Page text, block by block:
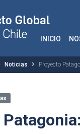
INICIO
Noticias Proyecto